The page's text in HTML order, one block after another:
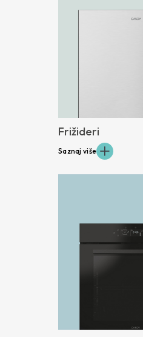
Frižideri
Saznaj više